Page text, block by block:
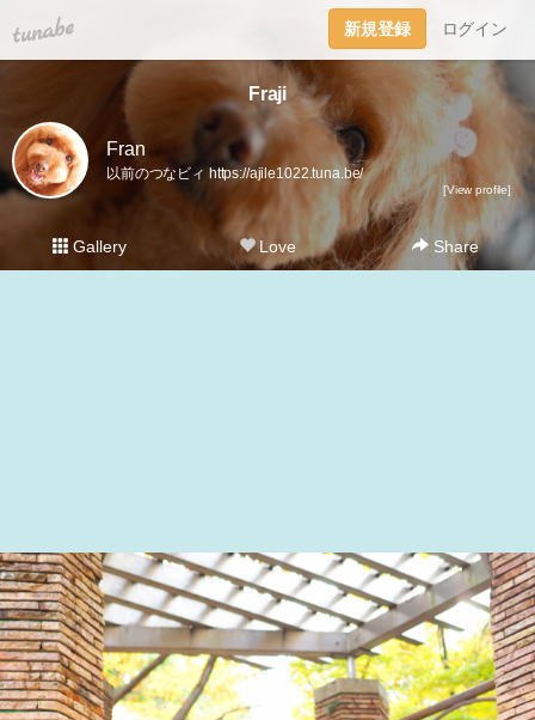
tuna.be 新規登録 ログイン
Fraji
Fran
以前のつなビィ https://ajile1022.tuna.be/
[View profile]
Gallery Love Share